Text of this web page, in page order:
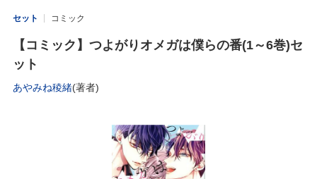
セット コミック
【コミック】つよがりオメガは僕らの番(1～6巻)セ
ット
あやみね稜緒(著者)